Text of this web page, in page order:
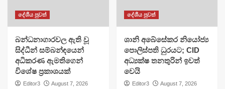
දේශීය පුවත්
බන්ධනාගාරවල ඇති වූ
සිද්ධීන් සම්බන්ඳයෙන්
අධිකරණ ඇමතිගෙන්
විශේෂ ප්‍රකාශයක්
Editor3
August 7, 2026
දේශීය පුවත්
ශානි අබේසේකර නියෝජ්‍ය
පොලිස්පති ධුරයට; CID
අධ්‍යක්ෂ තනතුරින් ඉවත්
වෙයි
Editor3
August 7, 2026